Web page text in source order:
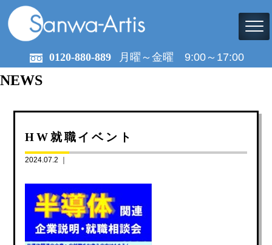
0120-880-889 月曜～金曜 9:00～17:00
NEWS
HW就職イベント
2024.07.2 ｜